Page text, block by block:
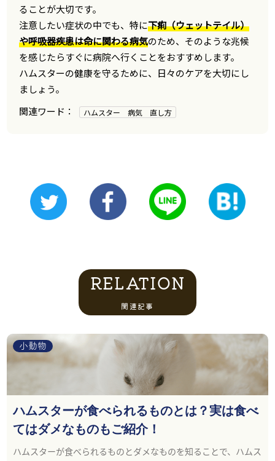
ることが大切です。
注意したい症状の中でも、特に下痢（ウェットテイル）
や呼吸器疾患は命に関わる病気のため、そのような兆候
を感じたらすぐに病院へ行くことをおすすめします。
ハムスターの健康を守るために、日々のケアを大切にし
ましょう。
ハムスター 病気 直し方
RELATION
関連記事
小動物
ハムスターが食べられるものとは？実は食べ
てはダメなものもご紹介！
ハムスターが食べられるものとダメなものを知ることで、ハムス